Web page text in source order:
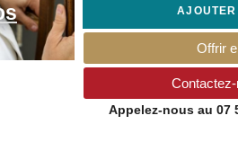
Offrir
Appelez-nous au 07